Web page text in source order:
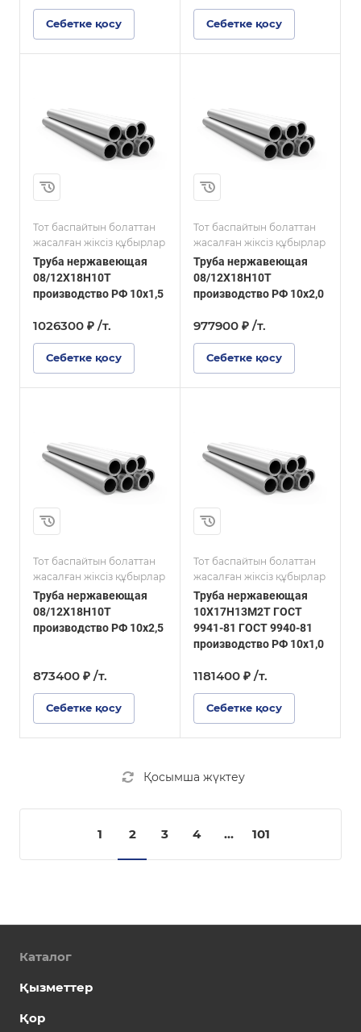
Себетке қосу Себетке қосу
Тот баспайтын болаттан
жасалған жіксіз құбырлар
Труба нержавеющая
08/12Х18Н10Т
производство РФ 10х1,5
1026300 ₽ /т.
Себетке қосу
Размер, мм
10
Тот баспайтын болаттан
жасалған жіксіз құбырлар
Труба нержавеющая
08/12Х18Н10Т
производство РФ 10х2,0
977900 ₽ /т.
Себетке қосу
Тот баспайтын болаттан
жасалған жіксіз құбырлар
Труба нержавеющая
08/12Х18Н10Т
производство РФ 10х2,5
873400 ₽ /т.
Себетке қосу
Размер, мм
10
Тот баспайтын болаттан
жасалған жіксіз құбырлар
Труба нержавеющая
10Х17Н13М2Т ГОСТ
9941-81 ГОСТ 9940-81
производство РФ 10х1,0
1181400 ₽ /т.
Себетке қосу
Қосымша жүктеу
1 2 3 4 ... 101
Каталог
Қызметтер
Қор